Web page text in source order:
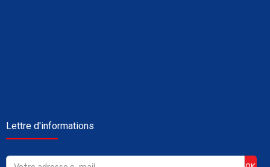
Lettre d'informations